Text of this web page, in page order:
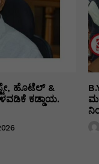
ಹೊಟೆಲ್ &
ಕಡ್ಡಾಯ.